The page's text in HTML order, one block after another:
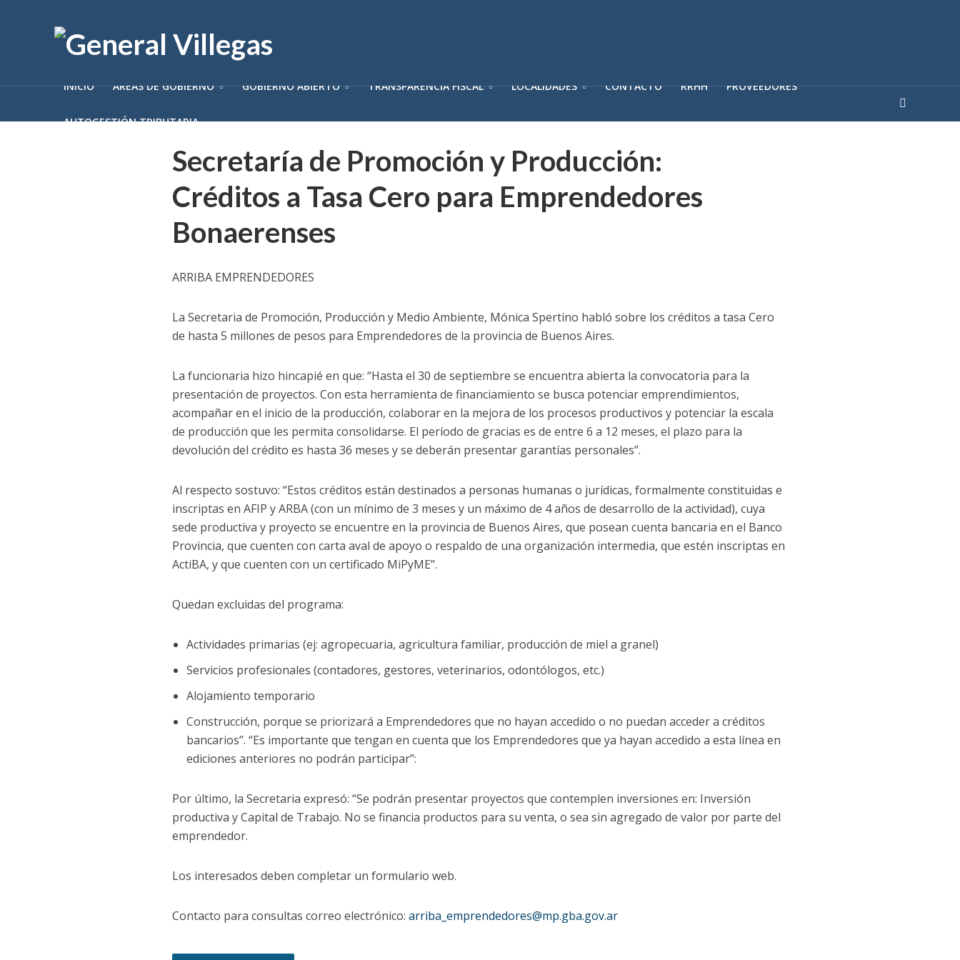
INICIO ÁREAS DE GOBIERNO GOBIERNO ABIERTO TRANSPARENCIA FISCAL LOCALIDADES CONTACTO RRHH PROVEEDORES
AUTOGESTIÓN TRIBUTARIA
Secretaría de Promoción y Producción:
Créditos a Tasa Cero para Emprendedores
Bonaerenses
ARRIBA EMPRENDEDORES
La Secretaria de Promoción, Producción y Medio Ambiente, Mónica Spertino habló sobre los créditos a tasa Cero
de hasta 5 millones de pesos para Emprendedores de la provincia de Buenos Aires.
La funcionaria hizo hincapié en que: “Hasta el 30 de septiembre se encuentra abierta la convocatoria para la
presentación de proyectos. Con esta herramienta de financiamiento se busca potenciar emprendimientos,
acompañar en el inicio de la producción, colaborar en la mejora de los procesos productivos y potenciar la escala
de producción que les permita consolidarse. El período de gracias es de entre 6 a 12 meses, el plazo para la
devolución del crédito es hasta 36 meses y se deberán presentar garantías personales”.
Al respecto sostuvo: “Estos créditos están destinados a personas humanas o jurídicas, formalmente constituidas e
inscriptas en AFIP y ARBA (con un mínimo de 3 meses y un máximo de 4 años de desarrollo de la actividad), cuya
sede productiva y proyecto se encuentre en la provincia de Buenos Aires, que posean cuenta bancaria en el Banco
Provincia, que cuenten con carta aval de apoyo o respaldo de una organización intermedia, que estén inscriptas en
ActiBA, y que cuenten con un certificado MiPyME”.
Quedan excluidas del programa:
Actividades primarias (ej: agropecuaria, agricultura familiar, producción de miel a granel)
Servicios profesionales (contadores, gestores, veterinarios, odontólogos, etc.)
Alojamiento temporario
Construcción, porque se priorizará a Emprendedores que no hayan accedido o no puedan acceder a créditos
bancarios”. “Es importante que tengan en cuenta que los Emprendedores que ya hayan accedido a esta línea en
ediciones anteriores no podrán participar”:
Por último, la Secretaria expresó: “Se podrán presentar proyectos que contemplen inversiones en: Inversión
productiva y Capital de Trabajo. No se financia productos para su venta, o sea sin agregado de valor por parte del
emprendedor.
Los interesados deben completar un formulario web.
Contacto para consultas correo electrónico: arriba_emprendedores@mp.gba.gov.ar